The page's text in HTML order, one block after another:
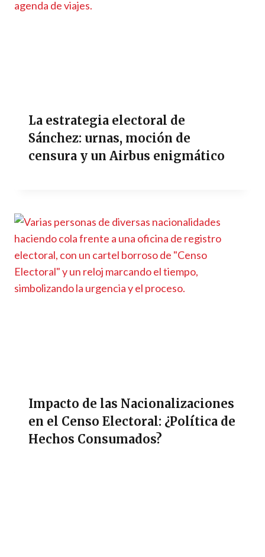
La estrategia electoral de
Sánchez: urnas, moción de
censura y un Airbus enigmático
Impacto de las Nacionalizaciones
en el Censo Electoral: ¿Política de
Hechos Consumados?